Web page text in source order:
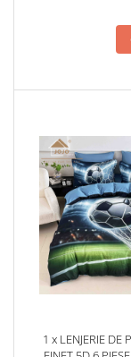
1 x LENJERIE DE